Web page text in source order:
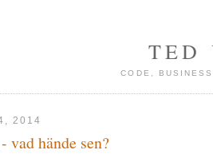
TED
CODE,
2014
vad hände sen?